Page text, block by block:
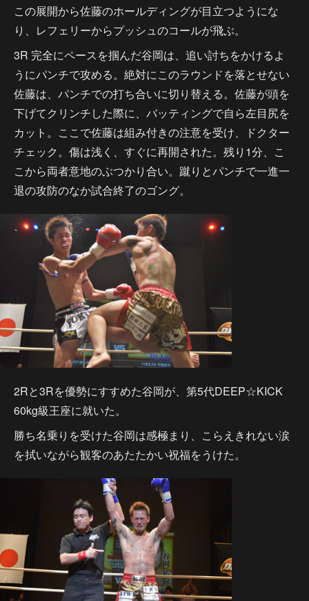
この展開から佐藤のホールディングが目立つようにな
り、レフェリーからプッシュのコールが飛ぶ。
3R 完全にペースを掴んだ谷岡は、追い討ちをかけるよ
うにパンチで攻める。絶対にこのラウンドを落とせない
佐藤は、パンチでの打ち合いに切り替える。佐藤が頭を
下げてクリンチした際に、バッティングで自ら左目尻を
カット。ここで佐藤は組み付きの注意を受け、ドクター
チェック。傷は浅く、すぐに再開された。残り1分、こ
こから両者意地のぶつかり合い。蹴りとパンチで一進一
退の攻防のなか試合終了のゴング。
2Rと3Rを優勢にすすめた谷岡が、第5代DEEP☆KICK
60kg級王座に就いた。
勝ち名乗りを受けた谷岡は感極まり、こらえきれない涙
を拭いながら観客のあたたかい祝福をうけた。